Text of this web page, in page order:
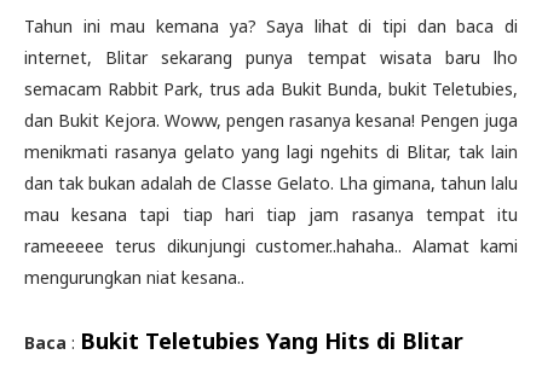
Tahun ini mau kemana ya? Saya lihat di tipi dan baca di
internet, Blitar sekarang punya tempat wisata baru lho
semacam Rabbit Park, trus ada Bukit Bunda, bukit Teletubies,
dan Bukit Kejora. Woww, pengen rasanya kesana! Pengen juga
menikmati rasanya gelato yang lagi ngehits di Blitar, tak lain
dan tak bukan adalah de Classe Gelato. Lha gimana, tahun lalu
mau kesana tapi tiap hari tiap jam rasanya tempat itu
rameeeee terus dikunjungi customer..hahaha.. Alamat kami
mengurungkan niat kesana..
Baca : Bukit Teletubies Yang Hits di Blitar